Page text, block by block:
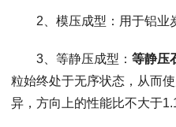
2 、模压成型：用于铝业
3、等静压成型： 等静压
粒始终处于无序状态，从而
异，方向上的性能比不大于